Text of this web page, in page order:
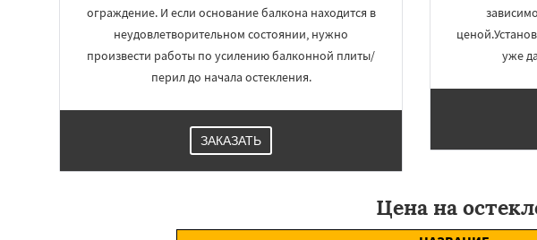
ограждение. И если основание балкона находится в
неудовлетворительном состоянии, нужно
произвести работы по усилению балконной плиты/
перил до начала остекления.
ЗАКАЗАТЬ
уже
Цена на